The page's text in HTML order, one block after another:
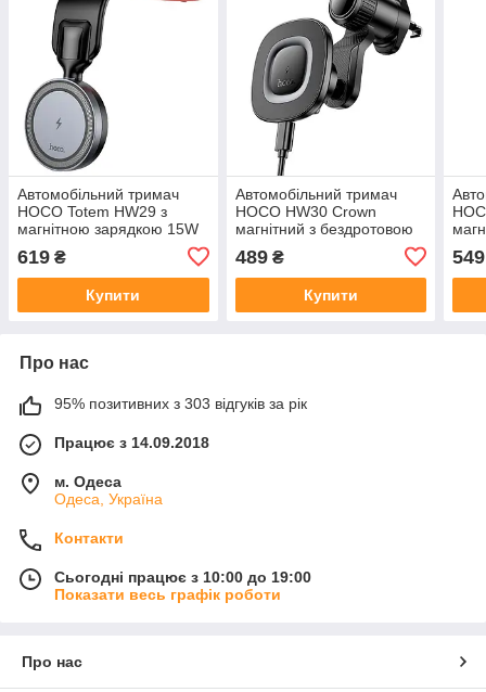
Автомобільний тримач
HOCO Totem HW29 з
магнітною зарядкою 15W
для смартфонів 4.5-7" на
консоль
619 ₴
Купити
Автомобільний тримач
HOCO HW30 Crown
магнітний з бездротовою
489₴
Купити
549
Про нас
95% позитивних з 303 відгуків за рік
Працює з 14.09.2018
м. Одеса
Одеса, Україна
Контакти
Сьогодні працює з 10:00 до 19:00
Показати весь графік роботи
Про нас